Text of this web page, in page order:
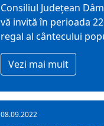
Consiliul Judeţean
vă invită în perioada
regal al cântecului
Vezi mai mult
08.09.2022